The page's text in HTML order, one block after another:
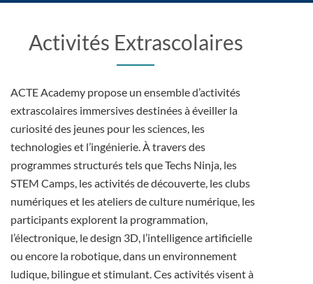
Activités Extrascolaires
ACTE Academy propose un ensemble d’activités
extrascolaires immersives destinées à éveiller la
curiosité des jeunes pour les sciences, les
technologies et l’ingénierie. À travers des
programmes structurés tels que Techs Ninja, les
STEM Camps, les activités de découverte, les clubs
numériques et les ateliers de culture numérique, les
participants explorent la programmation,
l’électronique, le design 3D, l’intelligence artificielle
ou encore la robotique, dans un environnement
ludique, bilingue et stimulant. Ces activités visent à